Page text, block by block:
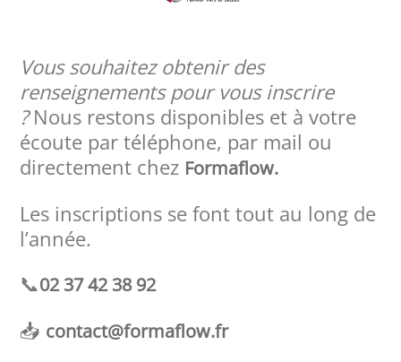
Vous souhaitez obtenir des
renseignements pour vous inscrire
?Nous restons disponibles et à votre
écoute par téléphone, par mail ou
directement chez Formaflow.
Les inscriptions se font tout au long de
l’année.
📞02 37 42 38 92
📥 contact@formaflow.fr